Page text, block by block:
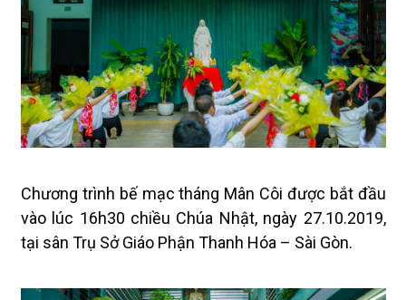
Chương trình bế mạc tháng Mân Côi được bắt đầu
vào lúc 16h30 chiều Chúa Nhật, ngày 27.10.2019,
tại sân Trụ Sở Giáo Phận Thanh Hóa – Sài Gòn.